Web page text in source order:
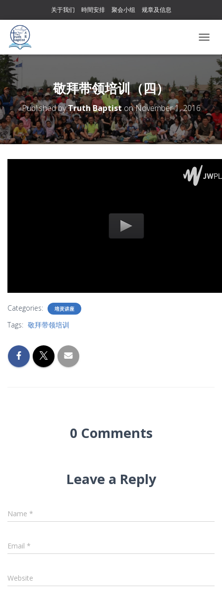
关于我们 時間安排 聚会小组 规章及信息
O
E
N
A
V
I
G
T
O
敬拜带领培训（四）
Published byTruth BaptistonNovember 1, 2016
Categories: 培灵讲座
Tags: 敬拜带领培训
0 Comments
Leave a Reply
Name *
Email *
Website